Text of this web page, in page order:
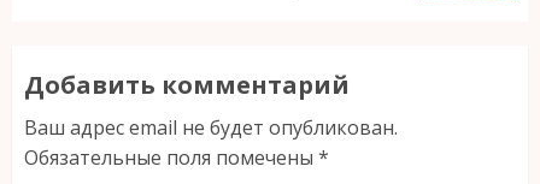
Добавить комментарий
Ваш адрес email не будет опубликован.
Обязательные поля помечены *